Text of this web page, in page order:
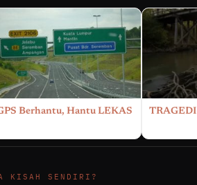
Berhantu, Hantu LEKAS TRAGEDI
KISAH SENDIRI?